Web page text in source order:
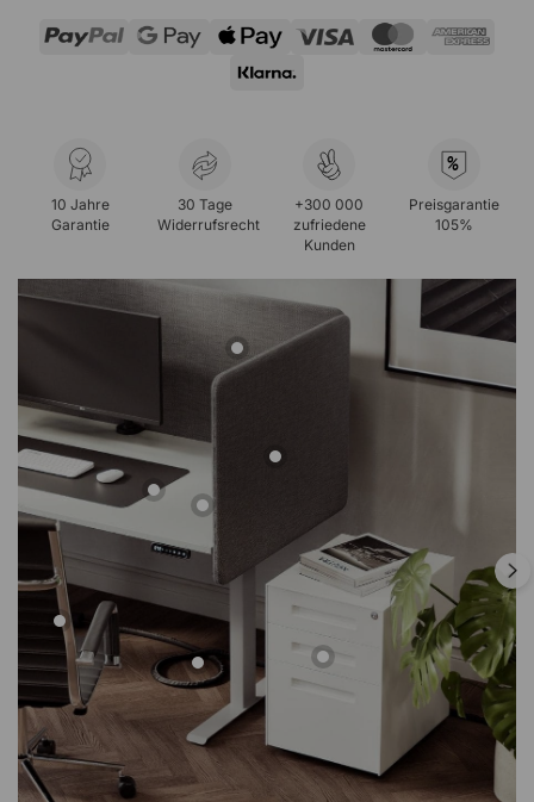
10 Jahre
Garantie
30 Tage
Widerrufsrecht
+300 000
zufriedene
Kunden
%
Preisgarantie
105%